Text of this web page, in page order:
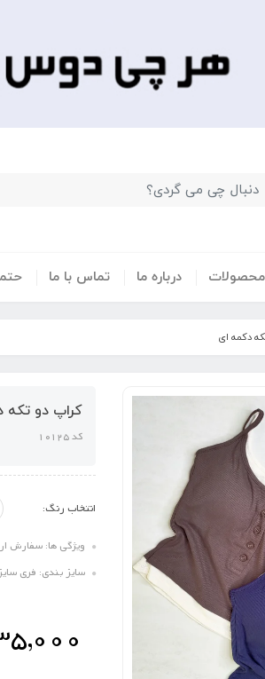
​درباره ما تماس با ما
دکمه ای
کراپ دو تکه
کد 10125
انتخاب رنگ:
ویژگی ها: سفارش
سایز بندی: فری سایز(سایز بدنی 34 تا